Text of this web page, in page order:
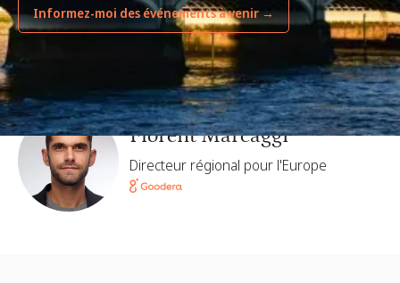
Informez-moi des événements à venir →
Florent Marcaggi
Directeur régional pour l'Europe